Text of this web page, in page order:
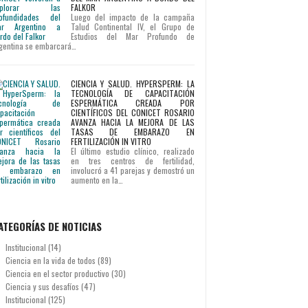
FALKOR
Luego del impacto de la campaña
Talud Continental IV, el Grupo de
Estudios del Mar Profundo de
se embarcará…
CIENCIA Y SALUD. HYPERSPERM: LA
TECNOLOGÍA DE CAPACITACIÓN
ESPERMÁTICA CREADA POR
CIENTÍFICOS DEL CONICET ROSARIO
AVANZA HACIA LA MEJORA DE LAS
TASAS DE EMBARAZO EN
FERTILIZACIÓN IN VITRO
El último estudio clínico, realizado
en tres centros de fertilidad,
involucró a 41 parejas y demostró un
aumento en la…
DE NOTICIAS
Institucional (14)
Ciencia en la vida de todos (89)
Ciencia en el sector productivo (30)
Ciencia y sus desafíos (47)
Institucional (125)